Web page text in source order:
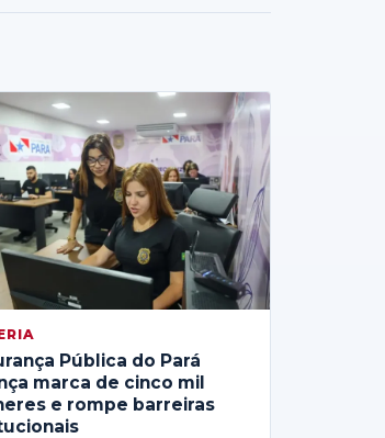
Pública do Pará
marca de cinco mil
e rompe barreiras